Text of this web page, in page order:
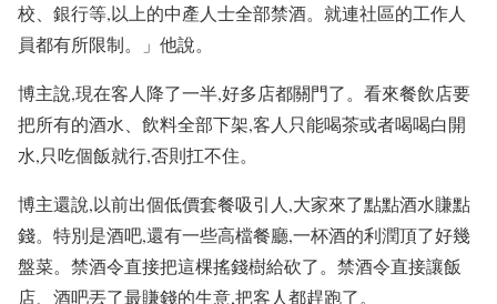
校、銀行等,以上的中產人士全部禁酒。就連社區的工作人
員都有所限制。」他說。
博主說,現在客人降了一半,好多店都關門了。看來餐飲店要
把所有的酒水、飲料全部下架,客人只能喝茶或者喝喝白開
水,只吃個飯就行,否則扛不住。
博主還說,以前出個低價套餐吸引人,大家來了點點酒水賺點
錢。特別是酒吧,還有一些高檔餐廳,一杯酒的利潤頂了好幾
盤菜。禁酒令直接把這棵搖錢樹給砍了。禁酒令直接讓飯
店、酒吧丟了最賺錢的生意,把客人都趕跑了。